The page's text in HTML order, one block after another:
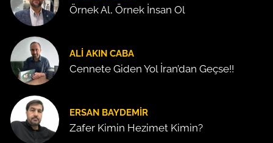
Örnek Al, Örnek İnsan Ol
ALI AKIN CABA
Cennete Giden Yol İran’dan Geçse!!
ERSAN BAYDEMIR
Zafer Kimin Hezimet Kimin?